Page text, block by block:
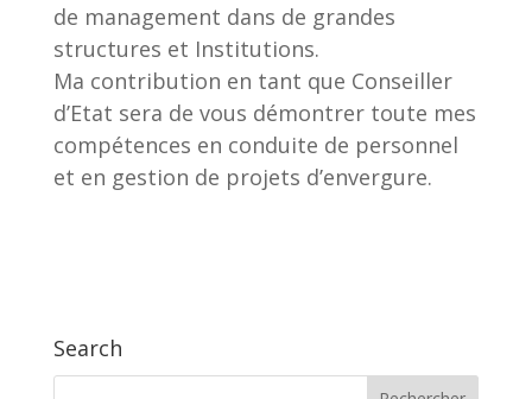
de management dans de grandes
structures et Institutions.
Ma contribution en tant que Conseiller
d’Etat sera de vous démontrer toute mes
compétences en conduite de personnel
et en gestion de projets d’envergure.
Search